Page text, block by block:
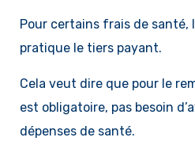
Pour certains frais de santé,
pratique le tiers payant.
Cela veut dire que pour le
est obligatoire, pas besoin
dépenses de santé.